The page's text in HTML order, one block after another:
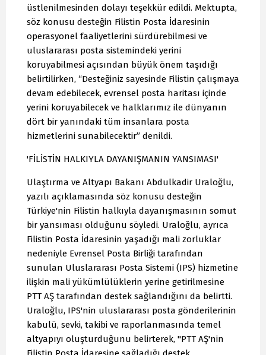
üstlenilmesinden dolayı teşekkür edildi. Mektupta,
söz konusu desteğin Filistin Posta İdaresinin
operasyonel faaliyetlerini sürdürebilmesi ve
uluslararası posta sistemindeki yerini
koruyabilmesi açısından büyük önem taşıdığı
belirtilirken, “Desteğiniz sayesinde Filistin çalışmaya
devam edebilecek, evrensel posta haritası içinde
yerini koruyabilecek ve halklarımız ile dünyanın
dört bir yanındaki tüm insanlara posta
hizmetlerini sunabilecektir” denildi.
'FİLİSTİN HALKIYLA DAYANIŞMANIN YANSIMASI'
Ulaştırma ve Altyapı Bakanı Abdulkadir Uraloğlu,
yazılı açıklamasında söz konusu desteğin
Türkiye'nin Filistin halkıyla dayanışmasının somut
bir yansıması olduğunu söyledi. Uraloğlu, ayrıca
Filistin Posta İdaresinin yaşadığı mali zorluklar
nedeniyle Evrensel Posta Birliği tarafından
sunulan Uluslararası Posta Sistemi (IPS) hizmetine
ilişkin mali yükümlülüklerin yerine getirilmesine
PTT AŞ tarafından destek sağlandığını da belirtti.
Uraloğlu, IPS'nin uluslararası posta gönderilerinin
kabulü, sevki, takibi ve raporlanmasında temel
altyapıyı oluşturduğunu belirterek, "PTT AŞ'nin